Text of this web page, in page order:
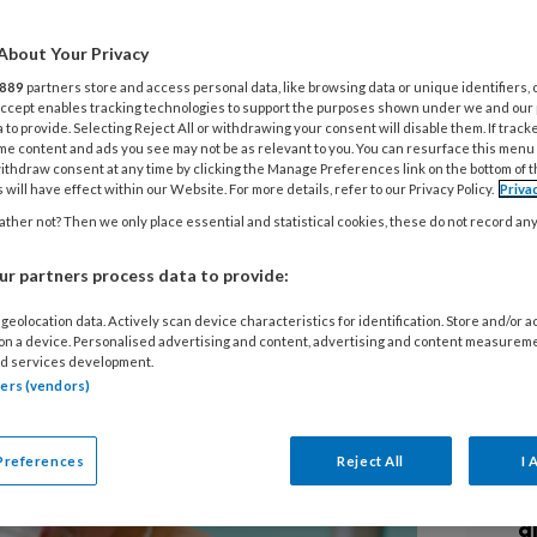
3.000 mensen
Deze vorm van kanker
vijftig jaar voor, maar het aantal
wereldwijd toe. Hoofd-
hoofd-halsgebied, met
de ogen.
Your Privacy
889 partners store and access personal data, like browsing data or unique identifiers,
enables tracking technologies to support the purposes shown under we and
to provide. Selecting Reject All or withdrawing your consent will disable them. If
content and ads you see may not be as relevant to you. You can resurface this
consent at any time by clicking the Manage Preferences link on the bottom of
will have effect within our Website. For more details, refer to our Privacy Policy.
not? Then we only place essential and statistical cookies, these do not record
partners process data to provide:
data. Actively scan device characteristics for identification. Store and/or
a device. Personalised advertising and content, advertising and content
services development.
(vendors)
Reject All I